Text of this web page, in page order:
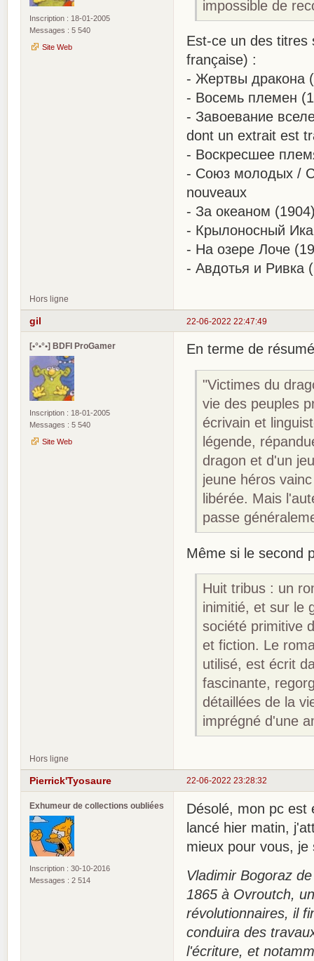
Inscription : 18-01-2005
Messages : 5 540
Site Web
impossible de
Est-ce un des titres
française) :
- Жертвы дракона
- Восемь племен
- Завоевание
dont un extrait est
- Воскресшее
- Союз молодых /
nouveaux
- За океаном
- Крылоносный
- На озере Лоче
- Авдотья и Ривка
Hors ligne
22-06-2022 22:47:49
gil
[•°•°•] BDFI ProGamer
Inscription : 18-01-2005
Messages : 5 540
Site Web
En terme de
"Victimes du
vie des peuples
écrivain et
légende,
dragon et d'un
jeune héros
libérée. Mais
passe
Même si le second
Huit tribus : un
inimitié, et sur le
société primitive
et fiction. Le
utilisé, est écrit
fascinante,
détaillées de la
imprégné d'une
Hors ligne
22-06-2022 23:28:32
Pierrick'Tyosaure
Exhumeur de collections oubliées
Inscription : 30-10-2016
Messages : 2 514
Désolé, mon pc est
lancé hier matin,
mieux pour vous,
Vladimir Bogoraz
1865 à Ovroutch,
révolutionnaires, il
conduira des
l'écriture, et